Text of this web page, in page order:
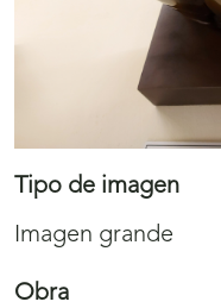
Tipo de imagen
Imagen grande
Obra